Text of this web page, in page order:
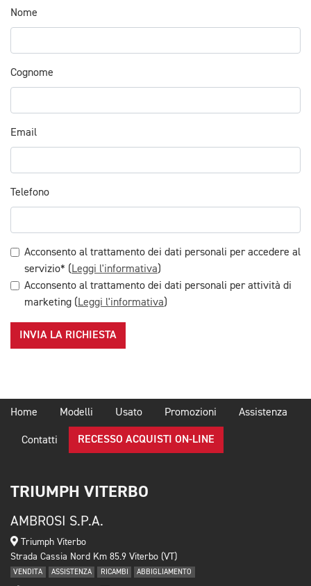
Nome
Cognome
Email
Telefono
Acconsento al trattamento dei dati personali per accedere al
servizio* (Leggi l'informativa)
Acconsento al trattamento dei dati personali per attività di
marketing (Leggi l'informativa)
INVIA LA RICHIESTA
Home Modelli Usato Promozioni Assistenza
Contatti RECESSO ACQUISTI ON-LINE
TRIUMPH VITERBO
AMBROSI S.P.A.
Triumph Viterbo
Strada Cassia Nord Km 85.9 Viterbo (VT)
VENDITA ASSISTENZA RICAMBI ABBIGLIAMENTO